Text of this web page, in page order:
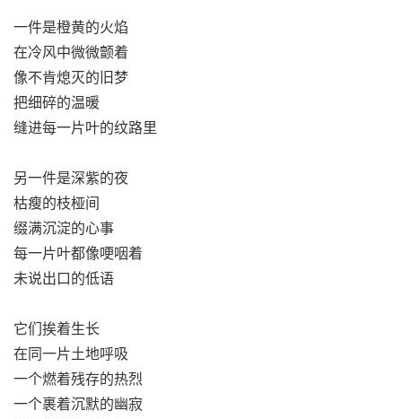
一件是橙黄的火焰
在冷风中微微颤着
像不肯熄灭的旧梦
把细碎的温暖
缝进每一片叶的纹路里
另一件是深紫的夜
枯瘦的枝桠间
缀满沉淀的心事
每一片叶都像哽咽着
未说出口的低语
它们挨着生长
在同一片土地呼吸
一个燃着残存的热烈
一个裹着沉默的幽寂